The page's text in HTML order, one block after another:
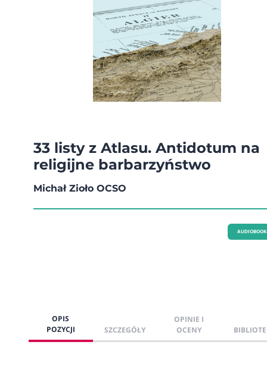
33 listy z Atlasu. Antidotum na
religijne barbarzyństwo
Michał Zioło OCSO
AUDIOBOOK
OPIS
POZYCJI
SZCZEGÓŁY
OPINIE I
OCENY